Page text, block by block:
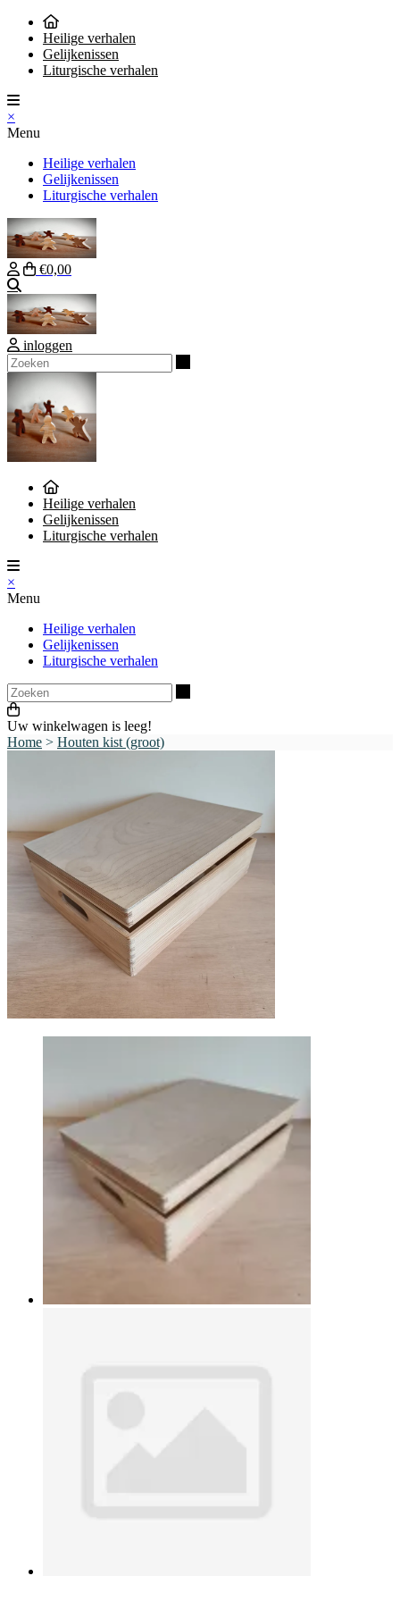
Heilige verhalen
Gelijkenissen
Liturgische verhalen
×
Menu
Heilige verhalen
Gelijkenissen
Liturgische verhalen
€0,00
inloggen
Heilige verhalen
Gelijkenissen
Liturgische verhalen
×
Menu
Heilige verhalen
Gelijkenissen
Liturgische verhalen
Uw winkelwagen is leeg!
Home > Houten kist (groot)